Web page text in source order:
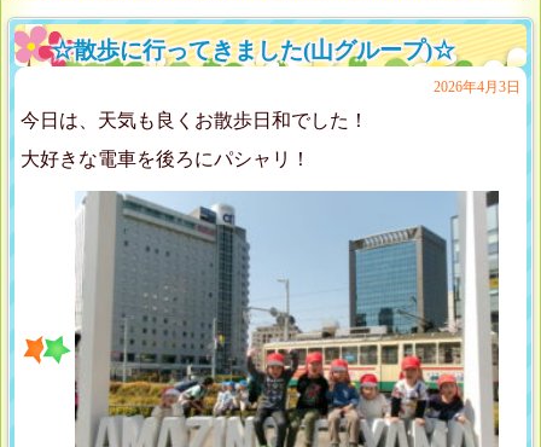
☆散歩に行ってきました(山グループ)☆
2026年4月3日
今日は、天気も良くお散歩日和でした！
大好きな電車を後ろにパシャリ！